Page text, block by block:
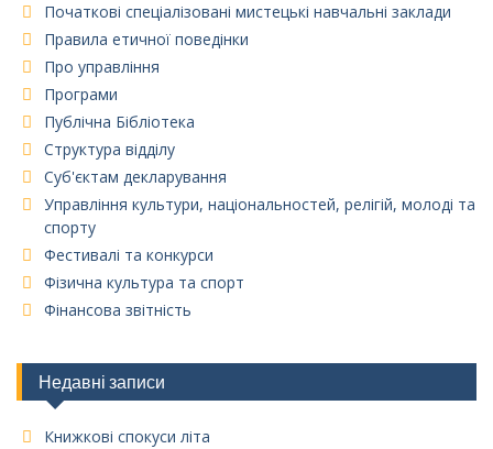
Початкові спеціалізовані мистецькі навчальні заклади
Правила етичної поведінки
Про управління
Програми
Публічна Бібліотека
Структура відділу
Суб'єктам декларування
Управління культури, національностей, релігій, молоді та
спорту
Фестивалі та конкурси
Фізична культура та спорт
Фінансова звітність
Недавні записи
Книжкові спокуси літа